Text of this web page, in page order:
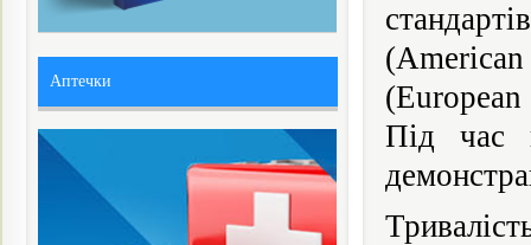
Під час
Аптечки